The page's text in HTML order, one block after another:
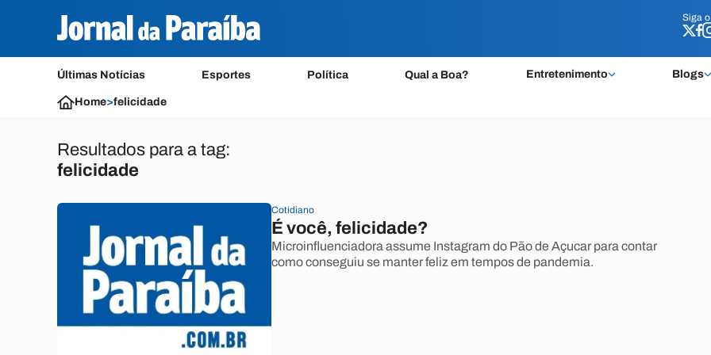
Siga o
Últimas Notícias Esportes Política Qual a Boa? Entretenimento Blogs
Siga o
Home>felicidade
Resultados para a tag:
felicidade
Cotidiano
É você, felicidade?
Microinfluenciadora assume Instagram do Pão de Açucar para contar
como conseguiu se manter feliz em tempos de pandemia.